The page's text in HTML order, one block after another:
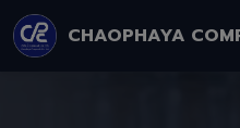
CHAOPHAYA